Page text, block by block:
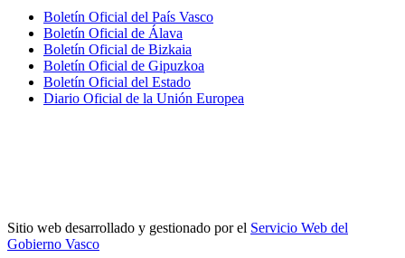
Boletín Oficial del País Vasco
Boletín Oficial de Álava
Boletín Oficial de Bizkaia
Boletín Oficial de Gipuzkoa
Boletín Oficial del Estado
Diario Oficial de la Unión Europea
Sitio web desarrollado y gestionado por el Servicio Web del
Gobierno Vasco